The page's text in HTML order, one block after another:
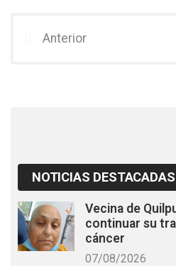
b
er
Anterior
NOTICIAS DESTACADAS
Vecina de
continuar su
cáncer
07/08/2026